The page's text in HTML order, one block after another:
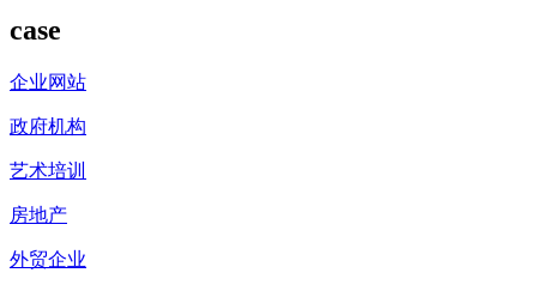
case
企业网站
政府机构
艺术培训
房地产
外贸企业